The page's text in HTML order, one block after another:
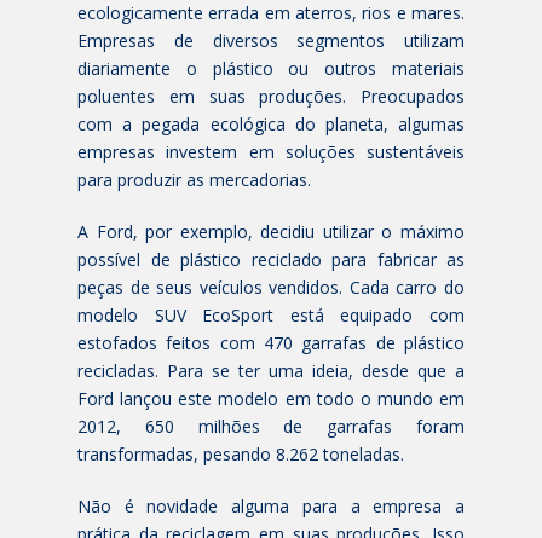
ecologicamente errada em aterros, rios e mares.
Empresas de diversos segmentos utilizam
diariamente o plástico ou outros materiais
poluentes em suas produções. Preocupados
com a pegada ecológica do planeta, algumas
empresas investem em soluções sustentáveis
para produzir as mercadorias.
A Ford, por exemplo, decidiu utilizar o máximo
possível de plástico reciclado para fabricar as
peças de seus veículos vendidos. Cada carro do
modelo SUV EcoSport está equipado com
estofados feitos com 470 garrafas de plástico
recicladas. Para se ter uma ideia, desde que a
Ford lançou este modelo em todo o mundo em
2012, 650 milhões de garrafas foram
transformadas, pesando 8.262 toneladas.
Não é novidade alguma para a empresa a